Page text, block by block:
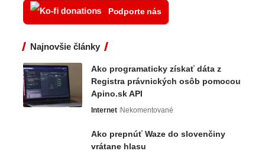
Podporte nás
Najnovšie články
Ako programaticky získať dáta z
Registra právnických osôb pomocou
Apino.sk API
Internet Nekomentované
Ako prepnúť Waze do slovenčiny
vrátane hlasu